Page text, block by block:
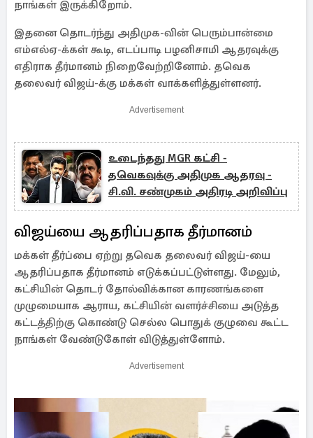
நாங்கள் இருக்கிறோம்.
இதனை தொடர்ந்து அதிமுக-வின் பெரும்பான்மை
எம்எல்ஏ-க்கள் கூடி, எடப்பாடி பழனிசாமி ஆதரவுக்கு
எதிராக தீர்மானம் நிறைவேற்றினோம். தவெக
தலைவர் விஜய்-க்கு மக்கள் வாக்களித்துள்ளனர்.
Advertisement
உடைந்தது MGR கட்சி -
தவெகவுக்கு அதிமுக ஆதரவு -
சி.வி. சண்முகம் அதிரடி அறிவிப்பு
விஜய்யை ஆதரிப்பதாக தீர்மானம்
மக்கள் தீர்ப்பை ஏற்று தவெக தலைவர் விஜய்-யை
ஆதரிப்பதாக தீர்மானம் எடுக்கப்பட்டுள்ளது. மேலும்,
கட்சியின் தொடர் தோல்விக்கான காரணங்களை
முழுமையாக ஆராய, கட்சியின் வளர்ச்சியை அடுத்த
கட்டத்திற்கு கொண்டு செல்ல பொதுக் குழுவை கூட்ட
நாங்கள் வேண்டுகோள் விடுத்துள்ளோம்.
Advertisement